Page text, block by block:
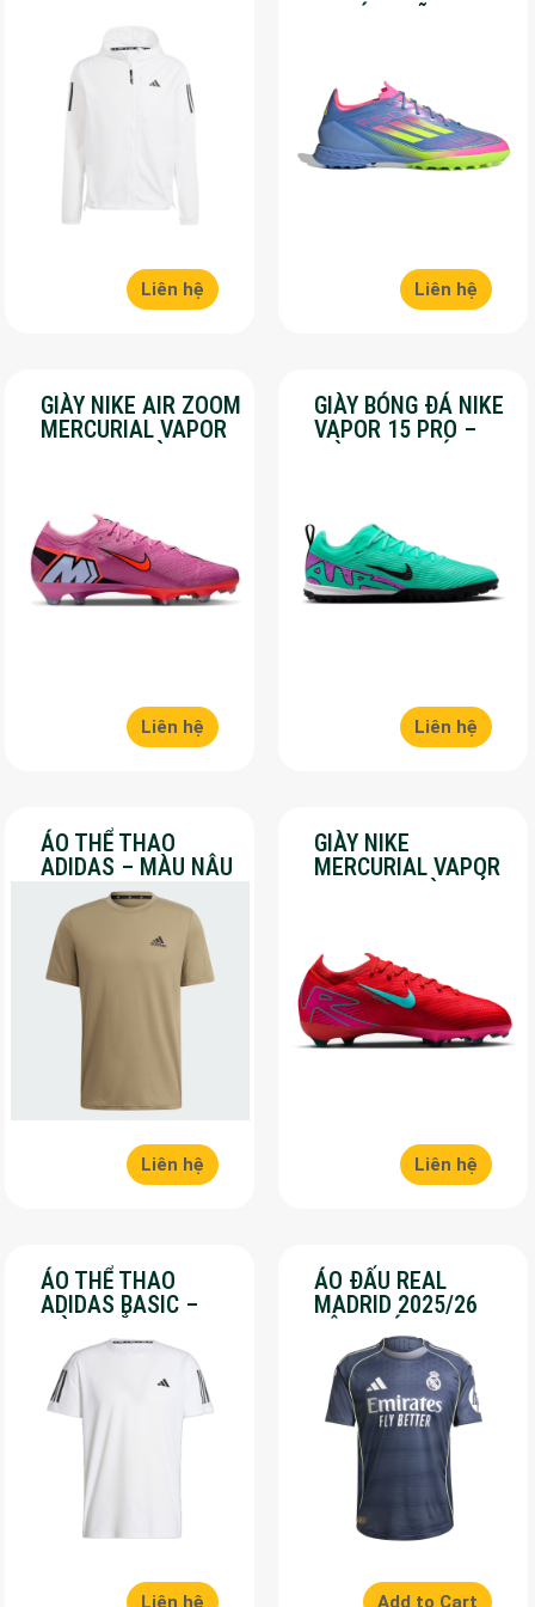
MÀU TRẮNG
Liên hệ
– CHÍNH HÃNG –
Liên hệ
GIÀY NIKE AIR ZOOM
MERCURIAL VAPOR
16 PRO – MÀU
Liên hệ
GIÀY BÓNG ĐÁ NIKE
VAPOR 15 PRO –
MÀU XANH LÁ –
Liên hệ
ÁO THỂ THAO
ADIDAS – MÀU NÂU
– SALE 30%
Liên hệ
GIÀY NIKE
MERCURIAL VAPOR
16 PRO – MÀU ĐỎ –
Liên hệ
ÁO THỂ THAO
ADIDAS BASIC –
MÀU TRẮNG – SALE
70%
Liên hệ
ÁO ĐẤU REAL
MADRID 2025/26
SÂN KHÁCH – SALE
50%
Add to Cart